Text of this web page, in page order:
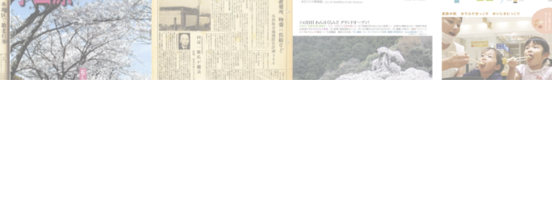
支払いをしたい
働きたい
市民税課
資産税課
文化部 環境部